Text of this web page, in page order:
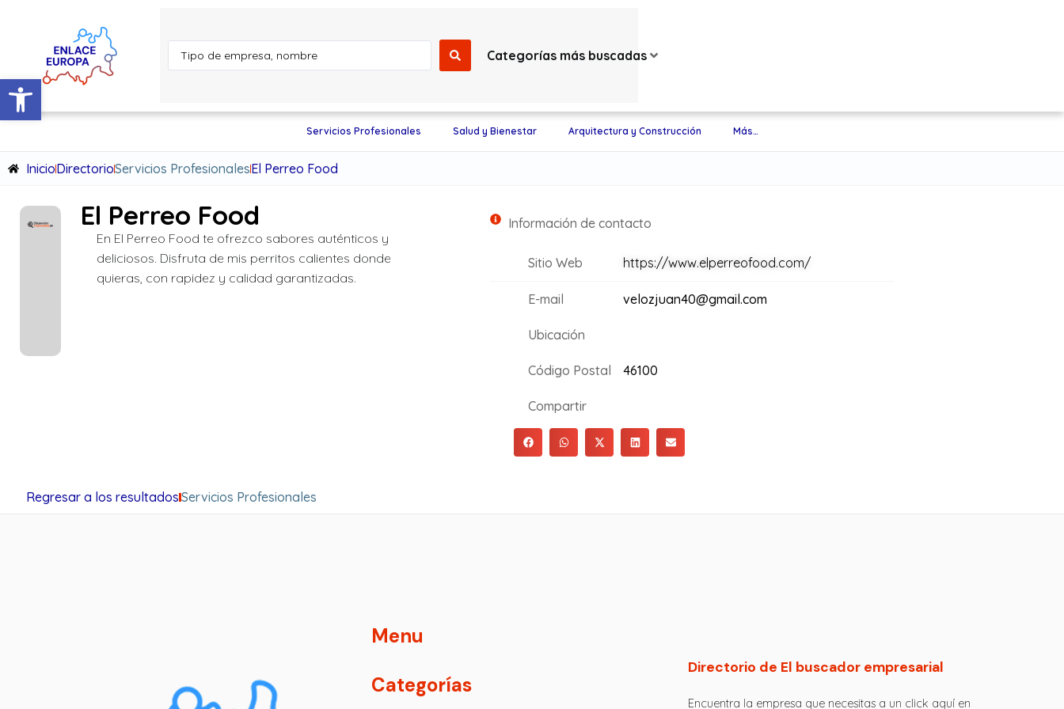
Abrir barra de herramientas
Categorías más buscadas
Servicios Profesionales Salud y Bienestar Arquitectura y Construcción Más…
InicioDirectorioServicios ProfesionalesEl Perreo Food
El Perreo Food
En El Perreo Food te ofrezco sabores auténticos y
deliciosos. Disfruta de mis perritos calientes donde
quieras, con rapidez y calidad garantizadas.
Información de contacto
Sitio Web https://www.elperreofood.com/
E-mail velozjuan40@gmail.com
Ubicación
Código Postal 46100
Compartir
Regresar a los resultadosServicios Profesionales
Menu
Categorías
Directorio de El buscador empresarial
Encuentra la empresa que necesitas a un click aquí en